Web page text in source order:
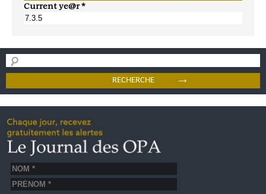
Current ye@r*